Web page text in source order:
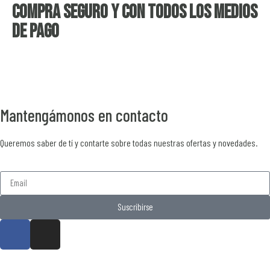
Compra seguro y con todos los medios
de pago
Mantengámonos en contacto
Queremos saber de tí y contarte sobre todas nuestras ofertas y novedades.
Suscribirse